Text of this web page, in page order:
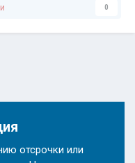
0
отсрочки или